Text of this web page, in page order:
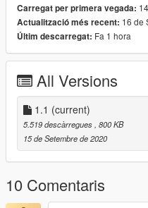
Carregat per primera vegada:
Actualització més recent: 16 de
Últim descarregat: Fa 1 hora
All Versions
1.1 (current)
5.519 descàrregues , 800 KB
15 de Setembre de 2020
10 Comentaris